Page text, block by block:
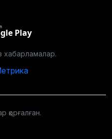
Play
хабарламалар.
қорғалған.